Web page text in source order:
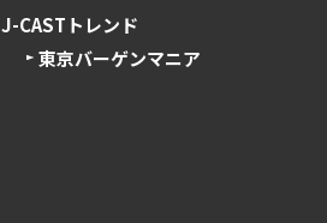
J-CASTトレンド
東京バーゲンマニア